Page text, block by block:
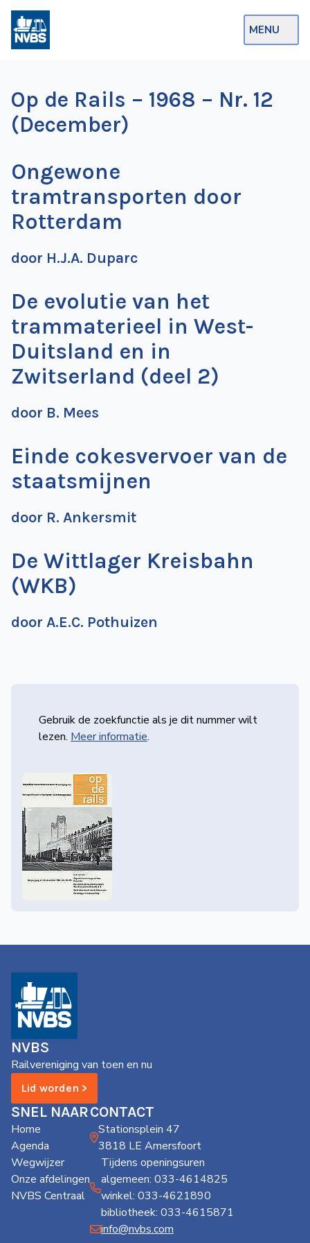
MENU
Op de Rails
NVBS Actueel
Afdelingen
Excursies
Actueel
Ons
Over
de
NVBS
Wegwijzer
Mijn
NVBS
Op de Rails – 1968 – Nr. 12
(December)
Ongewone
tramtransporten door
Rotterdam
door H.J.A. Duparc
De evolutie van het
trammaterieel in West-
Duitsland en in
Zwitserland (deel 2)
door B. Mees
Einde cokesvervoer van de
staatsmijnen
door R. Ankersmit
De Wittlager Kreisbahn
(WKB)
door A.E.C. Pothuizen
Gebruik de zoekfunctie als je dit nummer wilt
lezen. Meer informatie.
NVBS
Railvereniging van toen en nu
Lid worden >
SNEL NAAR
Home
Agenda
Wegwijzer
Onze afdelingen
NVBS Centraal
CONTACT
Stationsplein 47
3818 LE Amersfoort
Tijdens openingsuren
algemeen: 033-4614825
winkel: 033-4621890
bibliotheek: 033-4615871
info@nvbs.com